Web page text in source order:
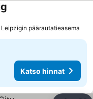
päärautatieasema
Katso hinnat